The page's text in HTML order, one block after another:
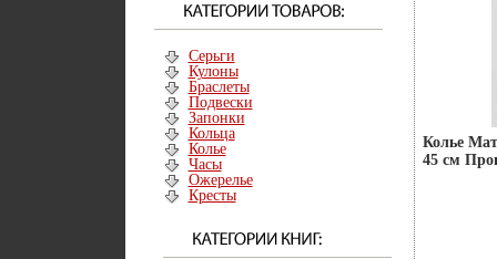
Серьги
Кулоны
Браслеты
Подвески
Запонки
Кольца
Колье
Часы
Ожерелье
Кресты
Колье
45 см